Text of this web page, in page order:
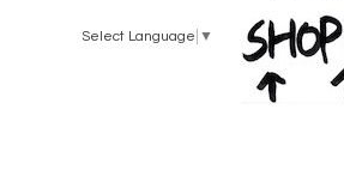
Select Language ▼